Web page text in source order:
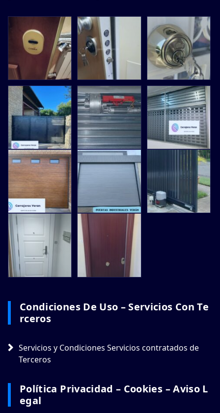
Condiciones De Uso – Servicios Con Te
Rceros
Servicios y Condiciones Servicios contratados de
Terceros
Política Privacidad – Cookies – Aviso L
Egal